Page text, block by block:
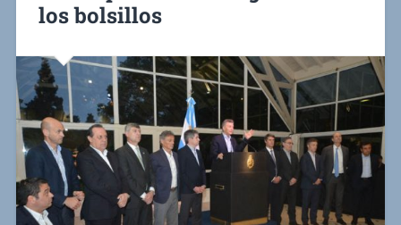
los bolsillos